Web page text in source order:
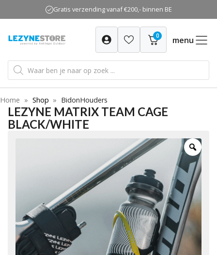
naar
inhoud
Gratis verzending vanaf €200,- binnen BE
0 menu
Producten
zoeken
Home » Shop » BidonHouders
LEZYNE MATRIX TEAM CAGE
BLACK/WHITE